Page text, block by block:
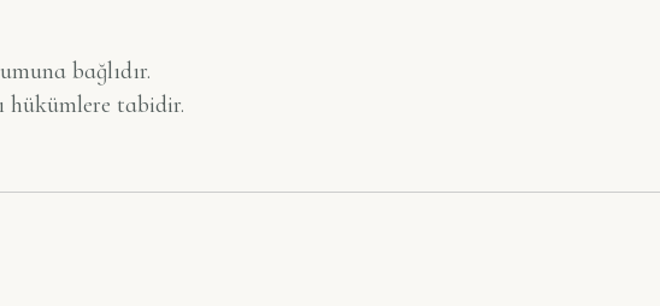
bağlıdır.
hükümlere tabidir.